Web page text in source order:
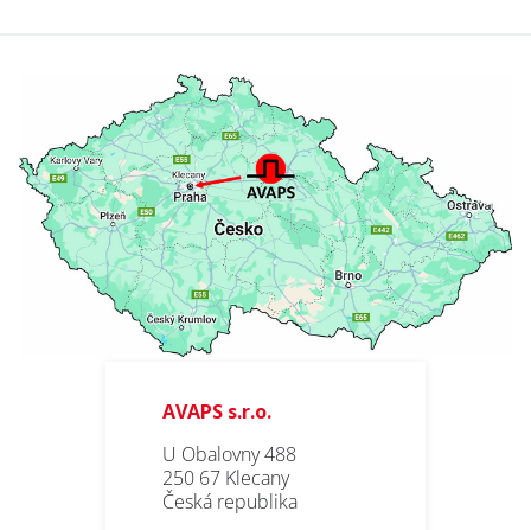
AVAPS s.r.o.
U Obalovny 488
250 67 Klecany
Česká republika
Abonnieren Sie den
AVAPS-Newsletter